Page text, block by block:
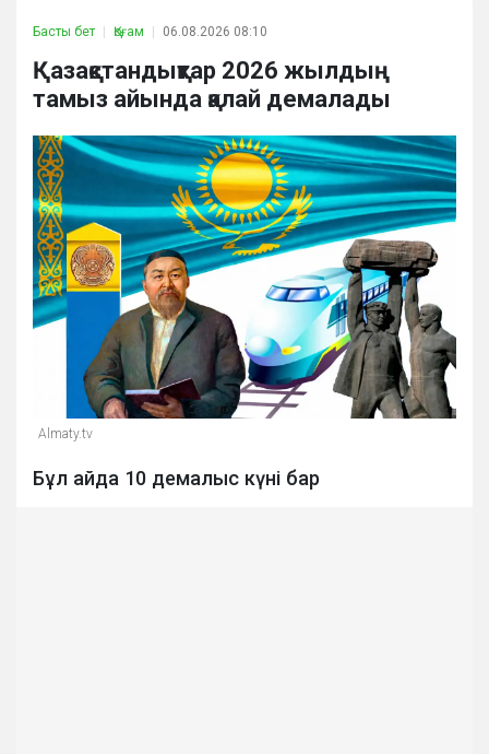
Басты бет Қоғам 06.08.2026 08:10
Қазақстандықтар 2026 жылдың
тамыз айында қалай демалады
Almaty.tv
Бұл айда 10 демалыс күні бар